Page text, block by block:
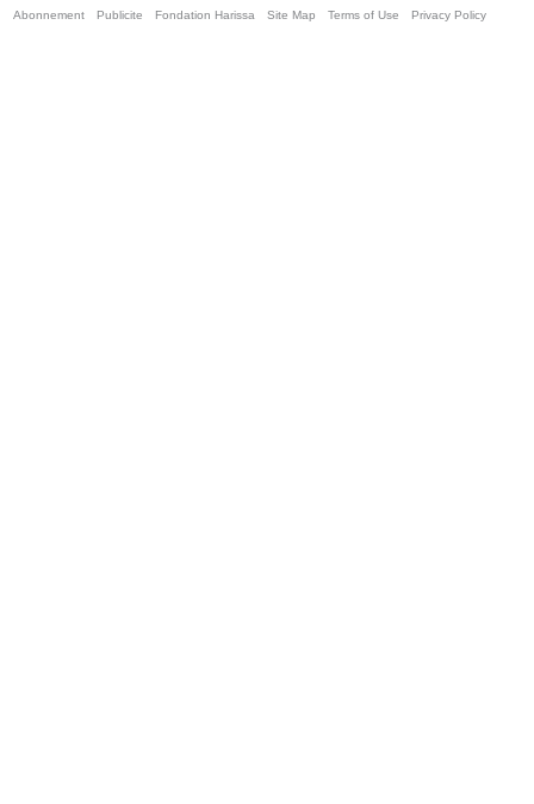
Abonnement Publicite Fondation Harissa Site Map Terms of Use Privacy Policy